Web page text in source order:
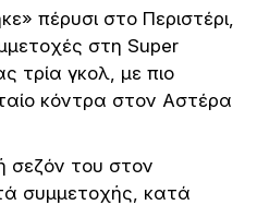
πέρυσι στο Περιστέρι,
στη Super
τρία γκολ, με πιο
κόντρα στον Αστέρα
σεζόν του στον
συμμετοχής, κατά